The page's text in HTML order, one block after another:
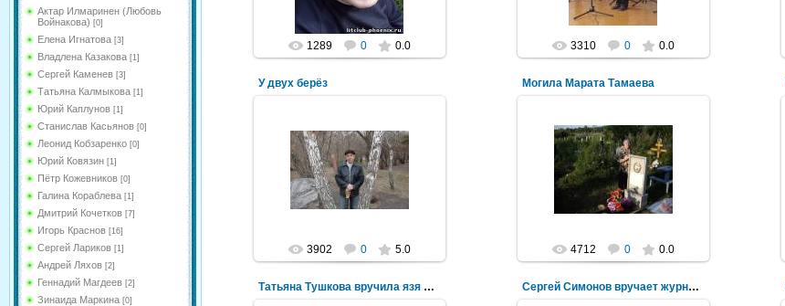
Актар Илмаринен (Любовь
Войнакова) [0]
Елена Игнатова [3]
Владлена Казакова [1]
Сергей Каменев [3]
Татьяна Калмыкова [1]
Юрий Каплунов [1]
Станислав Касьянов [0]
Леонид Кобзаренко [0]
Юрий Ковязин [1]
Пётр Кожевников [0]
Галина Кораблева [1]
Дмитрий Кочетков [7]
Игорь Краснов [16]
Сергей Лариков [1]
Андрей Ляхов [2]
Геннадий Магдеев [2]
Зинаида Маркина [0]
1289 0 0.0 3310 0 0.0
У двух берёз
24.07.2011
ИК@Р
3902 0 5.0
Могила Марата Тамаева
16.07.2011
Фото Сергея Дубова и из архива
мамы поэта Тамаевой Екатерины
Кузьминичны
NeXaker
4712 0 0.0
Татьяна Тушкова вручила язя Сергею Симонову Сергей Симонов вручает журнал Татьяне Тушковой